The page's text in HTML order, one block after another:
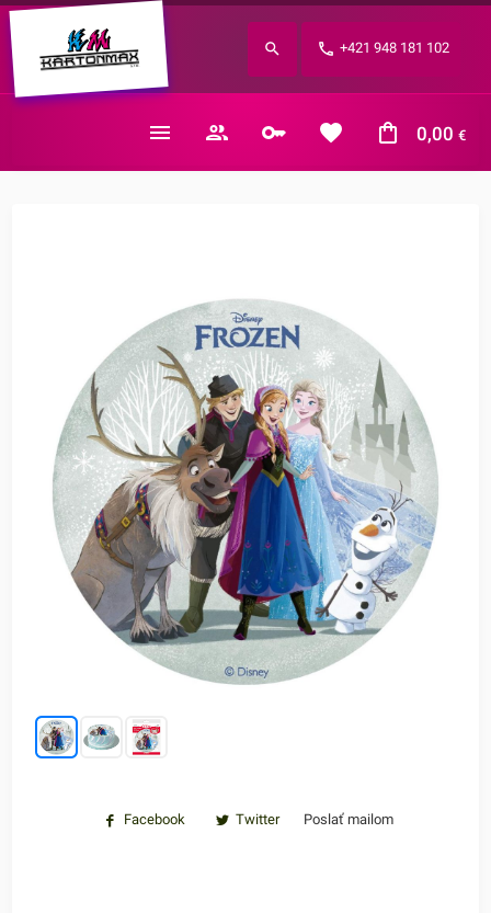
+421 948 181 102
0,00 €
Zabudnuté heslo?
E-mail
Facebook Twitter Poslať mailom